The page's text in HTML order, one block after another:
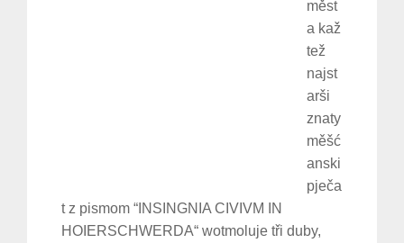
měst
a kaž
tež
najst
arši
znaty
měšć
anski
pječa
t z pismom “INSINGNIA CIVIVM IN
HOIERSCHWERDA“ wotmoluje tři duby,